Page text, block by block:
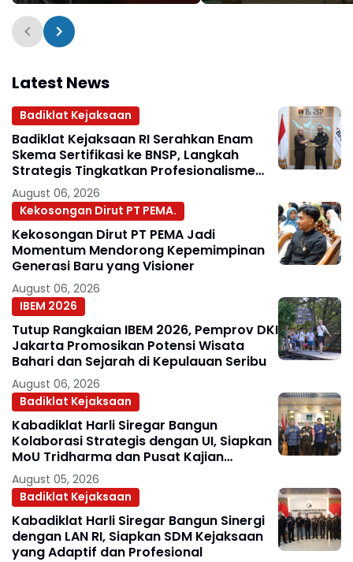
Latest News
Badiklat Kejaksaan
Badiklat Kejaksaan RI Serahkan Enam
Skema Sertifikasi ke BNSP, Langkah
Strategis Tingkatkan Profesionalisme
Jaksa
August 06, 2026
Kekosongan Dirut PT PEMA.
Kekosongan Dirut PT PEMA Jadi
Momentum Mendorong Kepemimpinan
Generasi Baru yang Visioner
August 06, 2026
IBEM 2026
Tutup Rangkaian IBEM 2026, Pemprov DKI
Jakarta Promosikan Potensi Wisata
Bahari dan Sejarah di Kepulauan Seribu
August 06, 2026
Badiklat Kejaksaan
Kabadiklat Harli Siregar Bangun
Kolaborasi Strategis dengan UI, Siapkan
MoU Tridharma dan Pusat Kajian
Kejaksaan
August 05, 2026
Badiklat Kejaksaan
Kabadiklat Harli Siregar Bangun Sinergi
dengan LAN RI, Siapkan SDM Kejaksaan
yang Adaptif dan Profesional